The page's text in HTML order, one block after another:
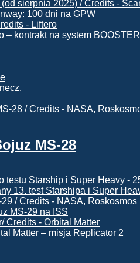
100 dni na GPW
– kontrakt na system BOOSTER
MS-28
13. test Starshipa i Super
MS-29 na ISS
Matter – misja Replicator 2